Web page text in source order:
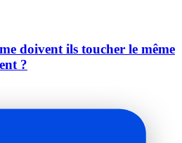
doivent ils toucher le même
?